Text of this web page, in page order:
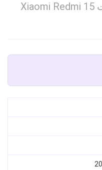
سعر و مواصفات Xiaomi Redmi 15